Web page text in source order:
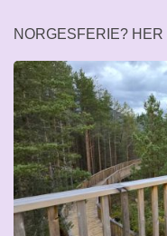
NORGESFERIE?